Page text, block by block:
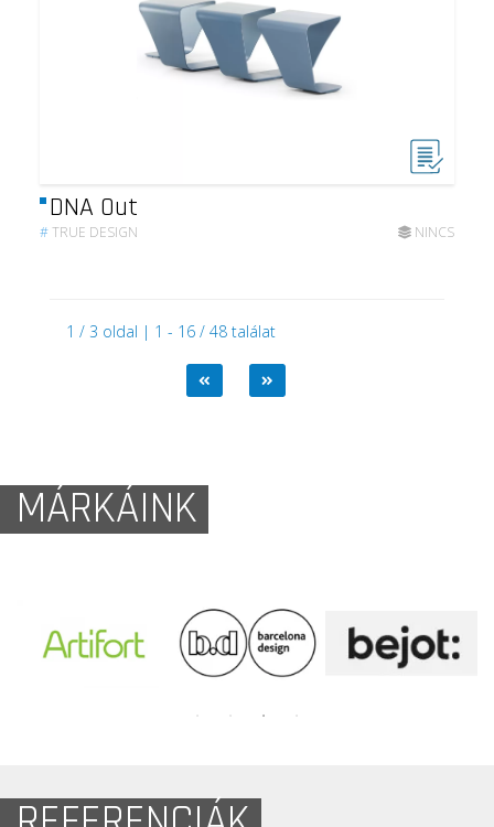
DNA Out
#TRUE DESIGN NINCS
1 / 3 oldal | 1 - 16 / 48 találat
MÁRKÁINK